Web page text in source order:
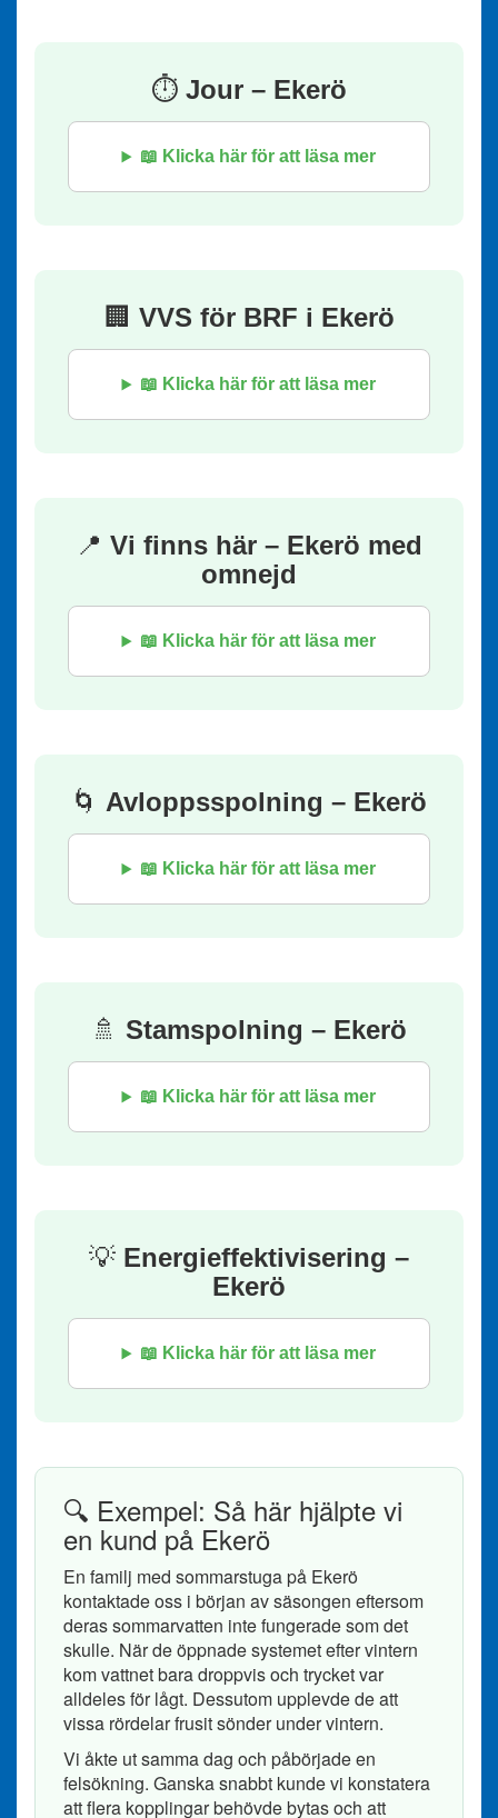
⏱️ Jour – Ekerö
📖 Klicka här för att läsa mer
🏢 VVS för BRF i Ekerö
📖 Klicka här för att läsa mer
📍 Vi finns här – Ekerö med
omnejd
📖 Klicka här för att läsa mer
🌀 Avloppsspolning – Ekerö
📖 Klicka här för att läsa mer
🚿 Stamspolning – Ekerö
📖 Klicka här för att läsa mer
💡 Energieffektivisering –
Ekerö
📖 Klicka här för att läsa mer
🔍 Exempel: Så här hjälpte vi
en kund på Ekerö
En familj med sommarstuga på Ekerö
kontaktade oss i början av säsongen eftersom
deras sommarvatten inte fungerade som det
skulle. När de öppnade systemet efter vintern
kom vattnet bara droppvis och trycket var
alldeles för lågt. Dessutom upplevde de att
vissa rördelar frusit sönder under vintern.
Vi åkte ut samma dag och påbörjade en
felsökning. Ganska snabbt kunde vi konstatera
att flera kopplingar behövde bytas och att